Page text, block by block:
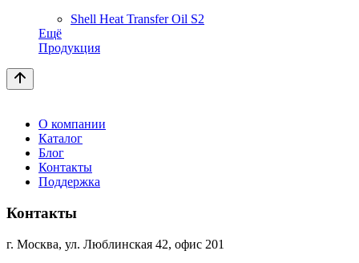
Shell Heat Transfer Oil S2
Ещё
Продукция
О компании
Каталог
Блог
Контакты
Поддержка
Контакты
г. Москва, ул. Люблинская 42, офис 201